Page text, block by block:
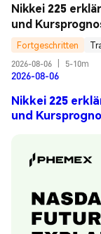
Nikkei 225
und
Fortgeschritten
2026-08-06
5-10m
2026-08-06
Nikkei 225
und